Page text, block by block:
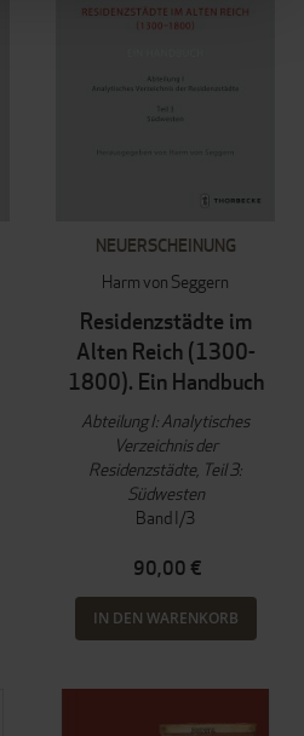
NEUERSCHEINUNG
Harm von Seggern
Residenzstädte im
Alten Reich (1300-
1800). Ein Handbuch
Abteilung I: Analytisches
Verzeichnis der
Residenzstädte, Teil 3:
Südwesten
Band I/3
90,00 €
IN DEN WARENKORB